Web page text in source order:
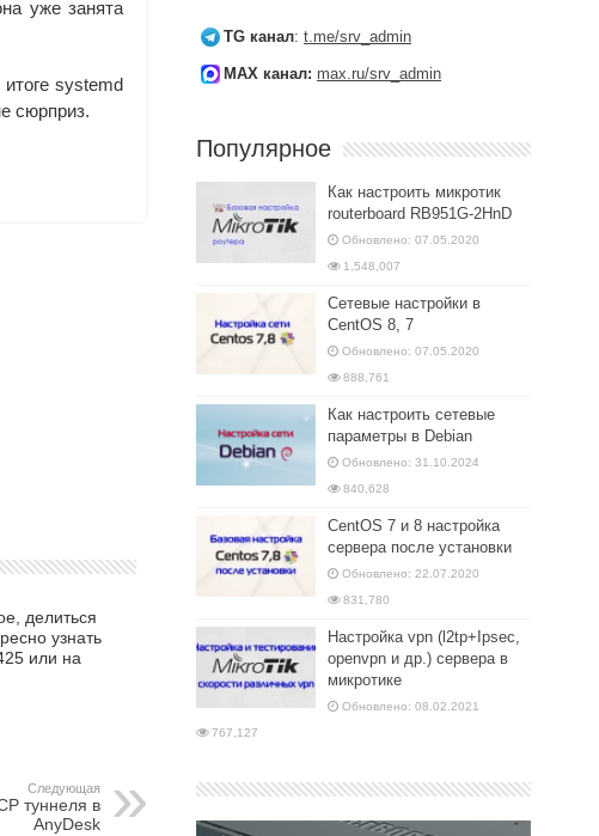
уже занята
systemd
сюрприз.
делиться
узнать
или на
Следующая
туннеля в
AnyDesk
TG канал: t.me/srv_admin
MAX канал: max.ru/srv_admin
Популярное
Как настроить микротик
routerboard RB951G-2HnD
Обновлено: 07.05.2020
1,548,007
Сетевые настройки в
CentOS 8, 7
Обновлено: 07.05.2020
888,761
Как настроить сетевые
параметры в Debian
Обновлено: 31.10.2024
840,628
CentOS 7 и 8 настройка
сервера после установки
Обновлено: 22.07.2020
831,780
Настройка vpn (l2tp+Ipsec,
openvpn и др.) сервера в
микротике
Обновлено: 08.02.2021
767,127